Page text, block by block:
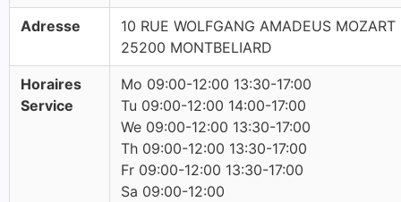
Adresse
10 RUE WOLFGANG AMADEUS MOZART
25200 MONTBELIARD
Horaires
Service
Mo 09:00-12:00 13:30-17:00
Tu 09:00-12:00 14:00-17:00
We 09:00-12:00 13:30-17:00
Th 09:00-12:00 13:30-17:00
Fr 09:00-12:00 13:30-17:00
Sa 09:00-12:00